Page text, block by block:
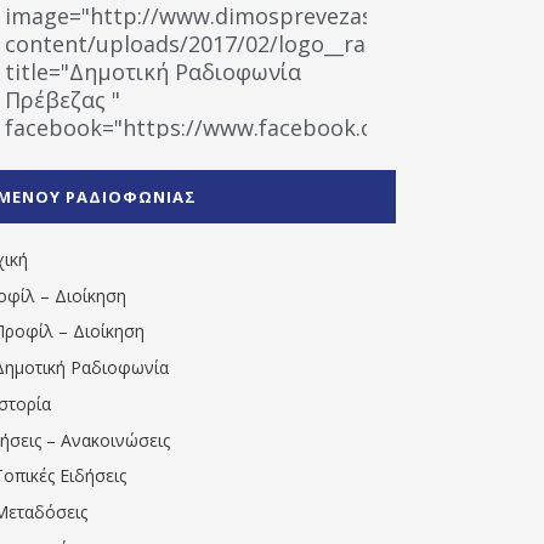
image="http://www.dimosprevezas.gr/wp-
content/uploads/2017/02/logo__radiofonias.jpg"
title="Δημοτική Ραδιοφωνία
Πρέβεζας "
facebook="https://www.facebook.com/
1531194763766854/" artist="" ]
ΡΑΔΙΟΦΩΝΙΑΣ
– Διοίκηση
– Διοίκηση
Ραδιοφωνία
– Ανακοινώσεις
Ειδήσεις